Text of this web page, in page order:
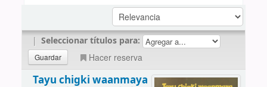
| Seleccionar títulos para:
Hacer reserva
Tayu chigki waanmaya